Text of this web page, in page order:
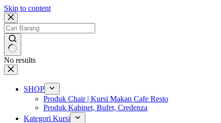
Skip to content
No results
SHOP
Produk Chair | Kursi Makan Cafe Resto
Produk Kabinet, Bufet, Credenza
Kategori Kursi